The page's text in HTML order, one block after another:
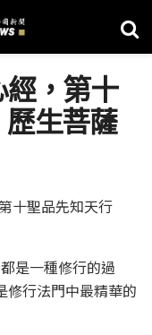
經，第十
生菩薩
十聖品先知天行
是一種修行的過
修行法門中最精華的